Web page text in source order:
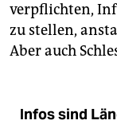
verpflichten,
zu stellen,
Aber auch
Infos sind